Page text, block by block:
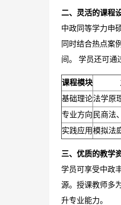
二、灵活的课程
中政同等学力申
同时结合热点案
间。 学员还可通
课程模块
基础理论法学原
专业方向 民商法
实践应用 模拟法
三、优质的教学
学员可享受中政
源。授课教师多
升专业能力。